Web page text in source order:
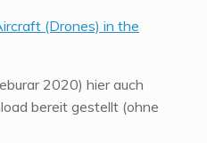
(Drones) in the
2020) hier auch
bereit gestellt (ohne